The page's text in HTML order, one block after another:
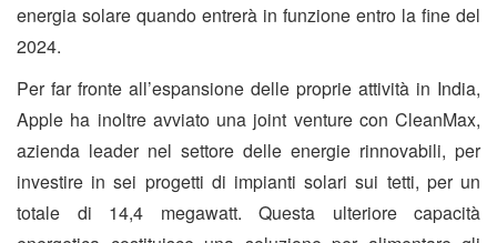
energia solare quando entrerà in funzione entro la fine del
2024.
Per far fronte all’espansione delle proprie attività in India,
Apple ha inoltre avviato una joint venture con CleanMax,
azienda leader nel settore delle energie rinnovabili, per
investire in sei progetti di impianti solari sui tetti, per un
totale di 14,4 megawatt. Questa ulteriore capacità